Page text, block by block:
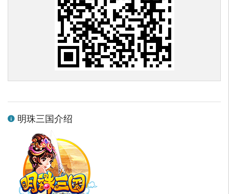
明珠三国介绍